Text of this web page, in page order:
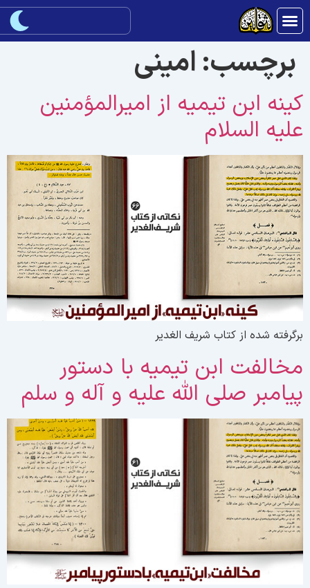
برچسب:امینی
ابن تیمیه از امیرالمؤمنین
السلام
شده از کتاب شریف الغدیر
ابن تیمیه با دستور
صلی الله علیه و آله و سلم